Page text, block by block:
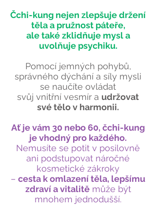
Čchi-kung nejen zlepšuje držení
těla a pružnost páteře,
ale také zklidňuje mysl a
uvolňuje psychiku.
Pomocí jemných pohybů,
správného dýchání a síly mysli
se naučíte ovládat
svůj vnitřní vesmír a udržovat
své tělo v harmonii.
Ať je vám 30 nebo 60, čchi-kung
je vhodný pro každého.
Nemusíte se potit v posilovně
ani podstupovat náročné
kosmetické zákroky
– cesta k omlazení těla, lepšímu
zdraví a vitalitěmůže být
mnohem jednodušší.